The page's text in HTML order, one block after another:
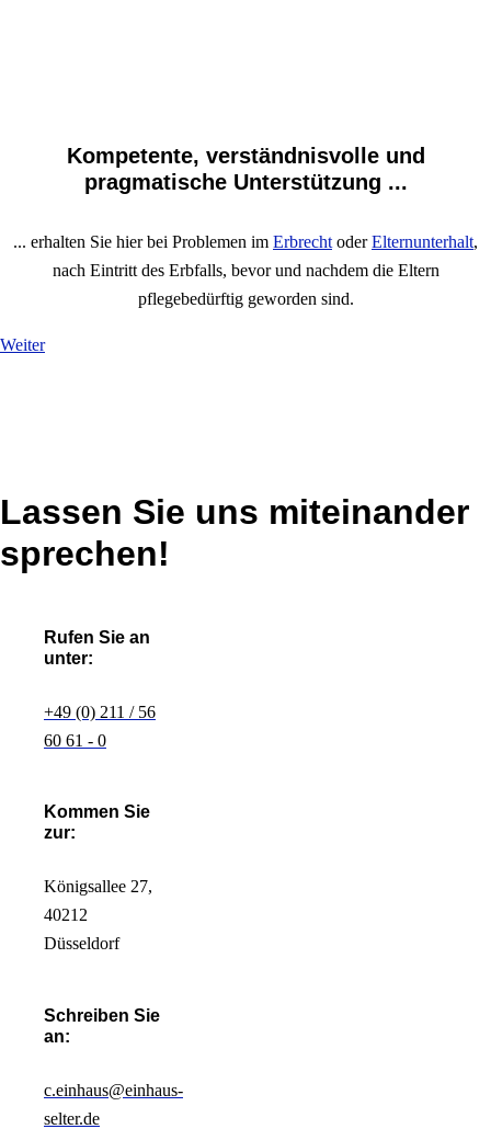
Kompetente, verständnisvolle und
pragmatische Unterstützung ...
... erhalten Sie hier bei Problemen im Erbrecht oderElternunterhalt,
nach Eintritt des Erbfalls, bevor und nachdem die Eltern
pflegebedürftig geworden sind.
Weiter
Lassen Sie uns miteinander
sprechen!
Rufen Sie an
unter:
+49 (0) 211 / 56
60 61 - 0
Kommen Sie
zur:
Königsallee 27,
40212
Düsseldorf
Schreiben Sie
an:
c.einhaus@einhaus-
selter.de